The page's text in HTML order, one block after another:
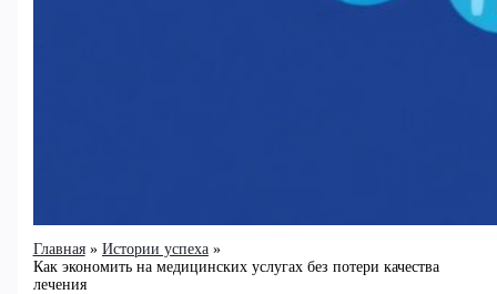
Главная
Истории успеха
Как экономить на медицинских услугах без потери качества
лечения